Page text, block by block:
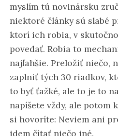
myslím tú novinársku
niektoré články sú slabé
ktorí ich robia, v
povedať. Robia to
najľahšie. Preložiť niečo,
zaplniť tých 30 riadkov,
to byť ťažké, ale to je to
napíšete vždy, ale potom
si hovoríte: Neviem ani
idem čítať niečo iné.